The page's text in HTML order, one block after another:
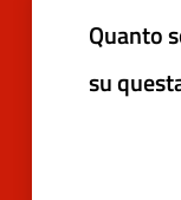
Quanto
su